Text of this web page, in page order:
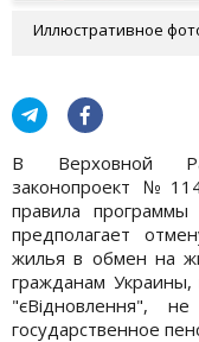
Иллюстративное
В Верховной
законопроект
правила программы
предполагает
жилья в обмен на
гражданам
"єВідновлення",
государственное